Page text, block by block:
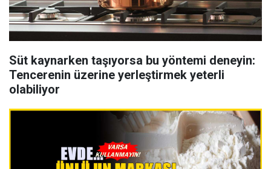
Süt kaynarken taşıyorsa bu yöntemi deneyin:
Tencerenin üzerine yerleştirmek yeterli
olabiliyor